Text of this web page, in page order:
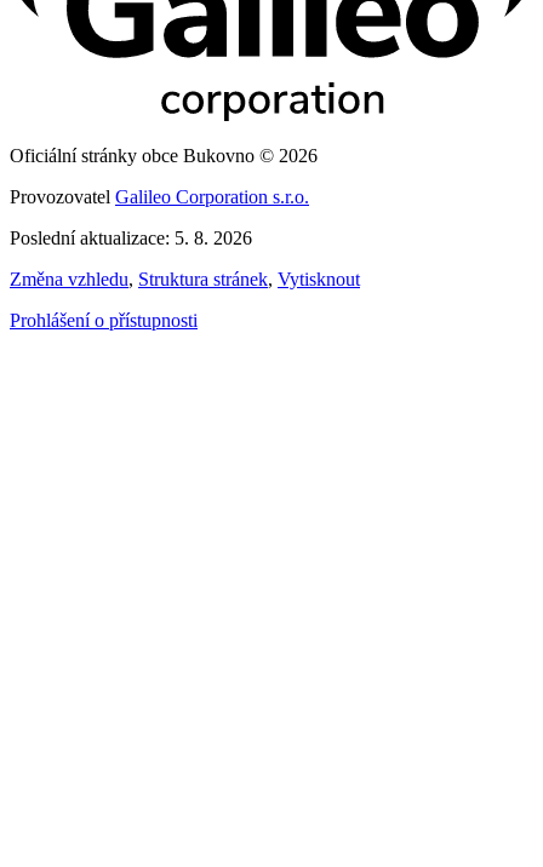
Oficiální stránky obce Bukovno © 2026
Provozovatel Galileo Corporation s.r.o.
Poslední aktualizace: 5. 8. 2026
Změna vzhledu, Struktura stránek, Vytisknout
Prohlášení o přístupnosti